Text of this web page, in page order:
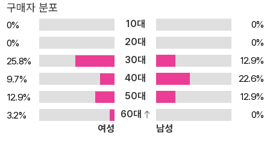
구매자 분포
0% 10대
0%
0%
20대
0%
25.8%
30대
12.9%
9.7%
40대
22.6%
12.9%
50대
12.9%
3.2%
60대
0%
여성
남성